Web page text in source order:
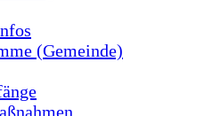
(Gemeinde)